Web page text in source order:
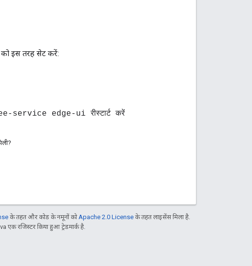
को इस तरह सेट करें:
edge-ui रीस्टार्ट करें
के तहत और कोड के नमूनों कोApache 2.0 License के तहत लाइसेंस मिला है.
रजिस्टर किया हुआ ट्रेडमार्क है.